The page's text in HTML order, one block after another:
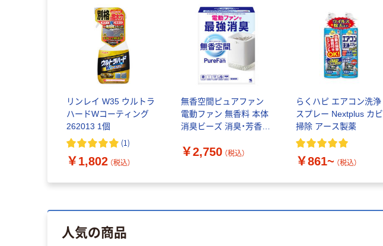
リンレイ W35 ウルトラ
ハードWコーティング
262013 1個
(1)
￥1,802 （税込）
無香空間ピュアファン
電動ファン 無香料 本体
消臭ビーズ 消臭・芳香剤
ペット用 小林製薬
￥2,750 （税込）
らくハピ エアコン洗浄
スプレー Nextplus カビ
掃除 アース製薬
￥861~ （税込）
人気の商品